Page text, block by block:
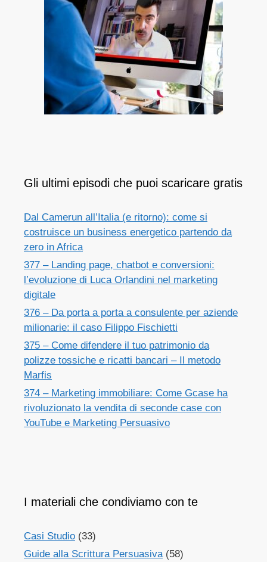
Gli ultimi episodi che puoi scaricare gratis
Dal Camerun all’Italia (e ritorno): come si
costruisce un business energetico partendo da
zero in Africa
377 – Landing page, chatbot e conversioni:
l’evoluzione di Luca Orlandini nel marketing
digitale
376 – Da porta a porta a consulente per aziende
milionarie: il caso Filippo Fischietti
375 – Come difendere il tuo patrimonio da
polizze tossiche e ricatti bancari – Il metodo
Marfis
374 – Marketing immobiliare: Come Gcase ha
rivoluzionato la vendita di seconde case con
YouTube e Marketing Persuasivo
I materiali che condiviamo con te
Casi Studio (33)
Guide alla Scrittura Persuasiva (58)